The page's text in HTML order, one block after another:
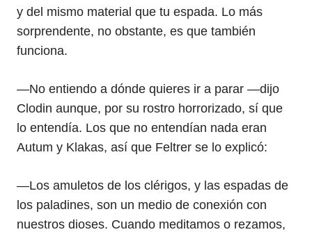
y del mismo material que tu espada. Lo más
sorprendente, no obstante, es que también
funciona.
—No entiendo a dónde quieres ir a parar —dijo
Clodin aunque, por su rostro horrorizado, sí que
lo entendía. Los que no entendían nada eran
Autum y Klakas, así que Feltrer se lo explicó:
—Los amuletos de los clérigos, y las espadas de
los paladines, son un medio de conexión con
nuestros dioses. Cuando meditamos o rezamos,